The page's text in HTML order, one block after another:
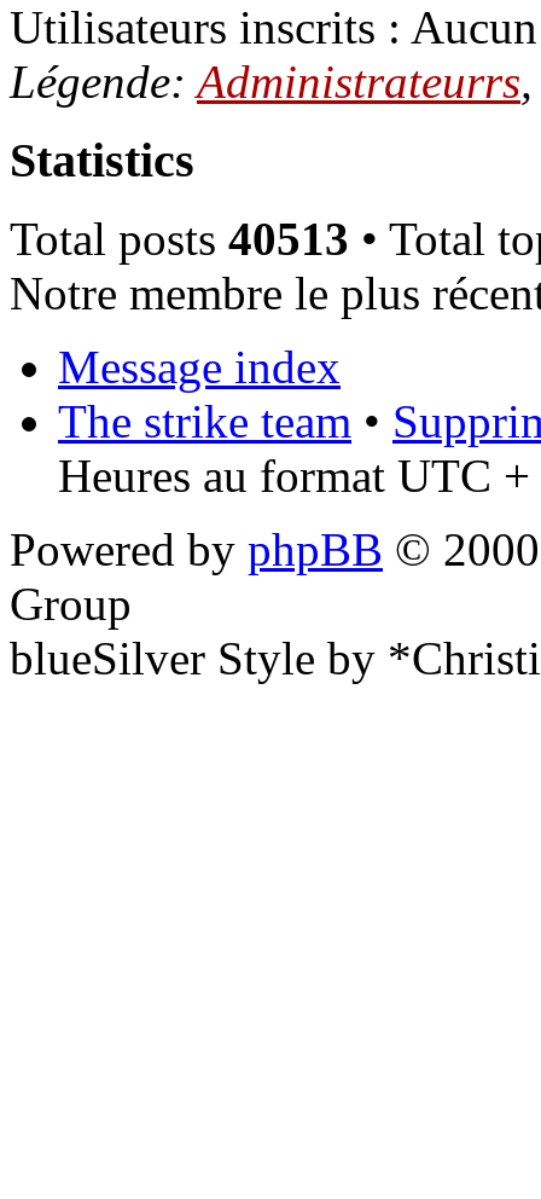
Utilisateurs inscrits :
Légende:Administrateurrs
Statistics
Total posts 40513 • Total
Notre membre le plus
Message index
The strike team •
Heures au format UTC
Powered by phpBB ©
Group
blueSilver Style by